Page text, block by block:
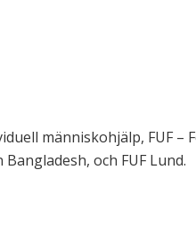
människohjälp, FUF –
och FUF Lund.